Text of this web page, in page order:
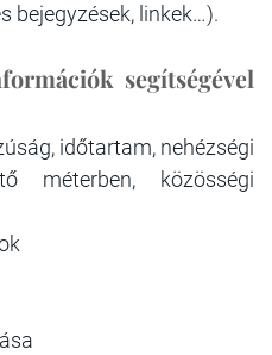
bejegyzések, linkek…).
segítségével
időtartam, nehézségi
méterben, közösségi